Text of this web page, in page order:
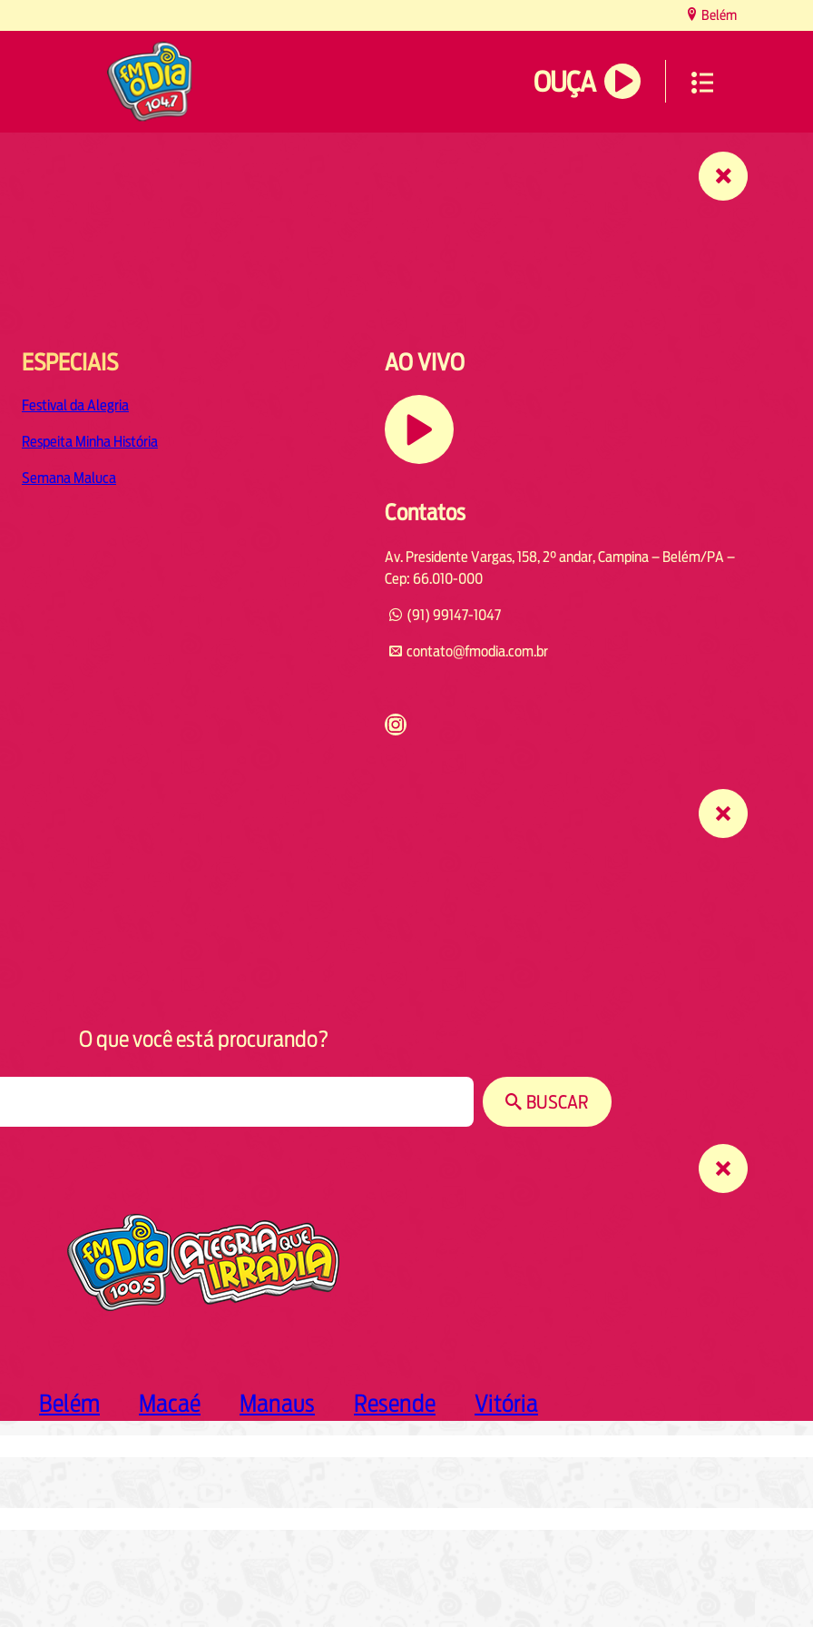
Belém
OUÇA
ESPECIAIS
Festival da Alegria
Respeita Minha História
Semana Maluca
AO VIVO
Contatos
Av. Presidente Vargas, 158, 2° andar, Campina – Belém/PA –
Cep: 66.010-000
(91) 99147-1047
contato@fmodia.com.br
https://www.instagram.com/fmodia.cabofrio/
O que você está procurando?
BUSCAR
Belém Macaé Manaus Resende Vitória